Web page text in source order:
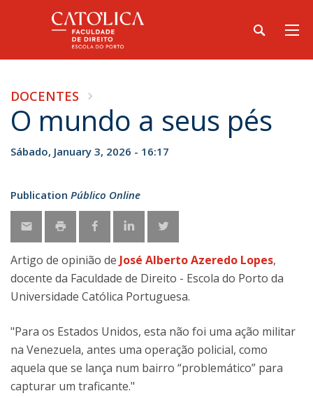
DOCENTES
O mundo a seus pés
Sábado, January 3, 2026 - 16:17
Publication Público Online
Artigo de opinião de José Alberto Azeredo Lopes,
docente da Faculdade de Direito - Escola do Porto da
Universidade Católica Portuguesa.
"Para os Estados Unidos, esta não foi uma ação militar
na Venezuela, antes uma operação policial, como
aquela que se lança num bairro “problemático” para
capturar um traficante."